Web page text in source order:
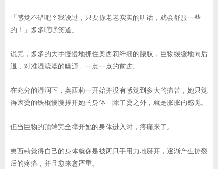
「感觉不错吧？我说过，只要你老老实实的听话，就会舒服一些
的！」多多嘿嘿笑道。
说完，多多的大手慢慢地抓住奥西莉纤细的腰肢，巨物缓缓地向后
退，对准湿漉漉的幽源，一点一点的前进。
在充分的湿润下，奥西莉一开始并没有感觉到多大的痛苦，她只觉
得滚烫的铁棍慢慢撑开她的身体，除了烫之外，就是胀胀的感觉。
但当巨物的顶端完全撑开她的身体进入时，疼痛来了。
奥西莉觉得自己的身体就像是被两只手用力地掰开，逐渐产生撕裂
后的疼痛，并且愈来愈严重。